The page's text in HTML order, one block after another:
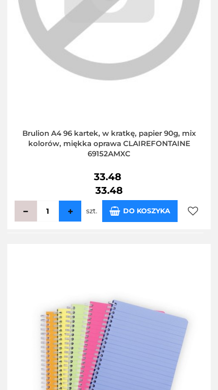
Brulion A4 96 kartek, w kratkę, papier 90g, mix
kolorów, miękka oprawa CLAIREFONTAINE
69152AMXC
33.48
33.48
szt. DO KOSZYKA